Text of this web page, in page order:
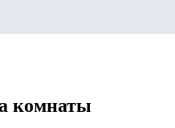
комнаты